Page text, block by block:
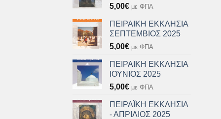
5,00€ με ΦΠΑ
ΠΕΙΡΑΙΚΗ ΕΚΚΛΗΣΙΑ
ΣΕΠΤΕΜΒΙΟΣ 2025
5,00€ με ΦΠΑ
ΠΕΙΡΑΙΚΗ ΕΚΚΛΗΣΙΑ
ΙΟΥΝΙΟΣ 2025
5,00€ με ΦΠΑ
ΠΕΙΡΑΪΚΗ ΕΚΚΛΗΣΙΑ
- ΑΠΡΙΛΙΟΣ 2025